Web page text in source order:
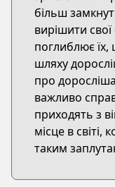
більш
вирішити
поглиблює
шляху
про
важливо
приходять з
місце в світі,
таким